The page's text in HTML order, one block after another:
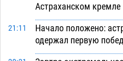
Астраханском кремле
21:11
Начало положено:
одержал первую